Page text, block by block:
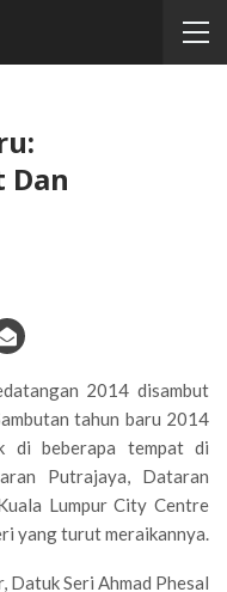
2014 disambut
tahun baru 2014
di beberapa tempat di
Putrajaya, Dataran
Lumpur City Centre
yang turut meraikannya.
Datuk Seri Ahmad Phesal